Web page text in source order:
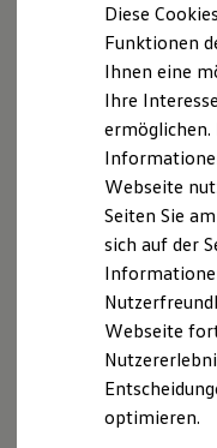
Für
Für
Leasing
Für
Für
Garantien
Kfz-
Besitzer & Service
Reparatur &
Service-
Räder
Feldstr. 276
45701 Herten
Telefon: 02366
Fax: 02366 6063
E-Mail:
Geschäftsführer:
USt. ID-Nummer:
Handelsregister:
Der Verkäufer/
Diese
Funktionen
Ihnen eine
Ihre
ermöglichen.
Webseite
Seiten Sie
sich auf der
Webseite
optimieren.